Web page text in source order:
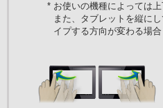
* お使いの機種によっては
また、タブレットを縦に
イプする方向が変わる場合